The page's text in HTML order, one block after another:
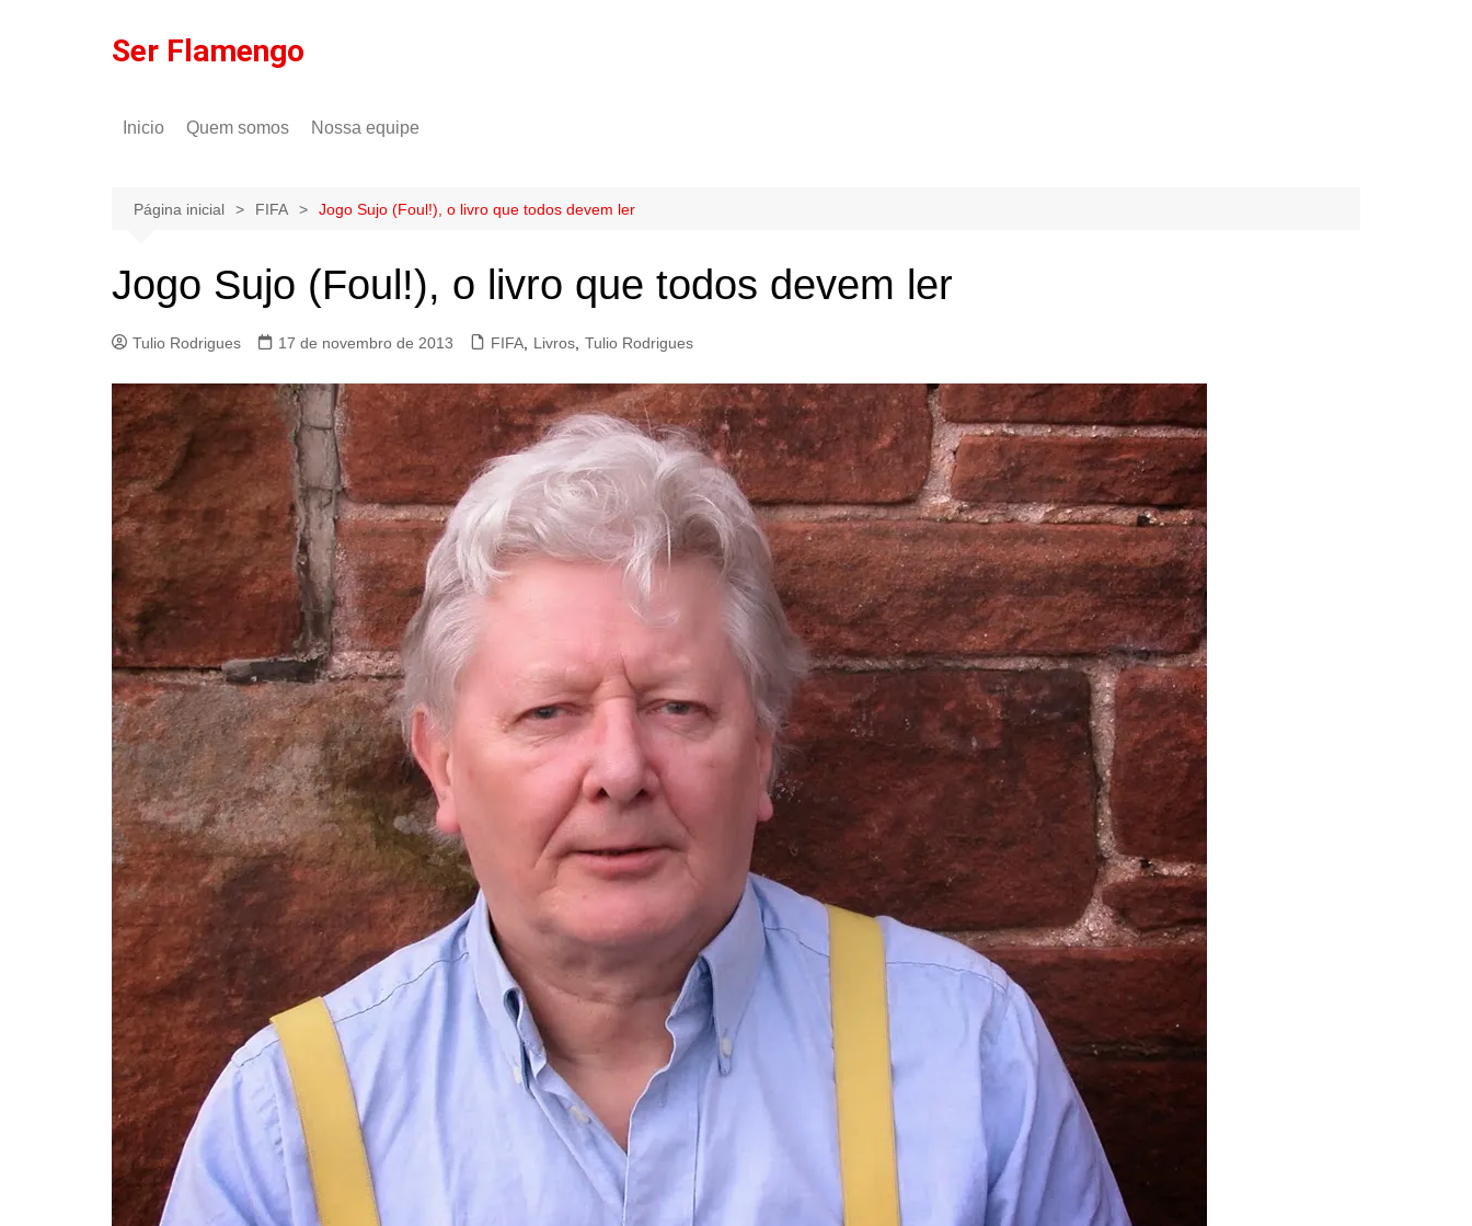
Ser Flamengo
Inicio Quem somos
Política de privacidade
Nossa equipe
Gilson Lima
Página inicial FIFA Jogo Sujo (Foul!), o livro que todos devem ler
Jogo Sujo (Foul!), o livro que todos devem ler
Tulio Rodrigues 17 de novembro de 2013 FIFA Livros Tulio Rodrigues